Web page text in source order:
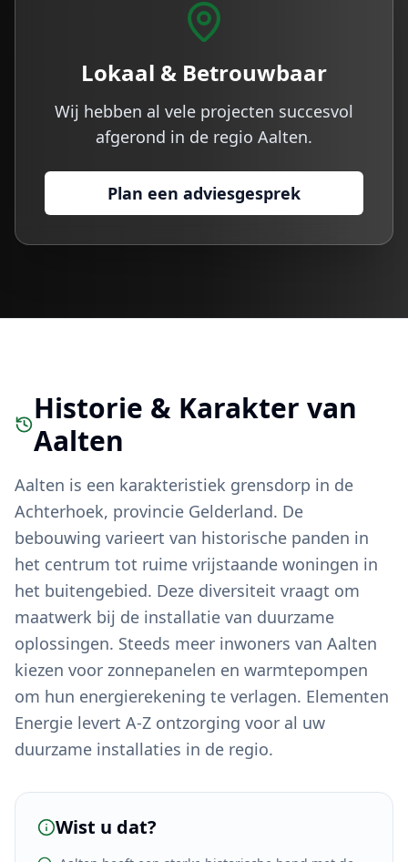
Lokaal & Betrouwbaar
Wij hebben al vele projecten succesvol
afgerond in de regio Aalten.
Plan een adviesgesprek
Historie & Karakter van
Aalten
Aalten is een karakteristiek grensdorp in de
Achterhoek, provincie Gelderland. De
bebouwing varieert van historische panden in
het centrum tot ruime vrijstaande woningen in
het buitengebied. Deze diversiteit vraagt om
maatwerk bij de installatie van duurzame
oplossingen. Steeds meer inwoners van Aalten
kiezen voor zonnepanelen en warmtepompen
om hun energierekening te verlagen. Elementen
Energie levert A-Z ontzorging voor al uw
duurzame installaties in de regio.
Wist u dat?